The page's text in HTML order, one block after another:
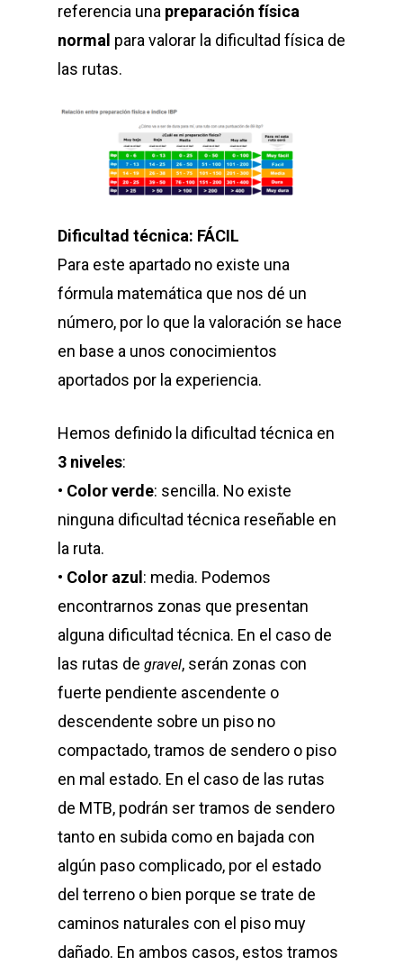
referencia una preparación física
normal para valorar la dificultad física de
las rutas.
Dificultad técnica: FÁCIL
Para este apartado no existe una
fórmula matemática que nos dé un
número, por lo que la valoración se hace
en base a unos conocimientos
aportados por la experiencia.
Hemos definido la dificultad técnica en
3 niveles:
• Color verde: sencilla. No existe
ninguna dificultad técnica reseñable en
la ruta.
• Color azul : media. Podemos
encontrarnos zonas que presentan
alguna dificultad técnica. En el caso de
las rutas de gravel, serán zonas con
fuerte pendiente ascendente o
descendente sobre un piso no
compactado, tramos de sendero o piso
en mal estado. En el caso de las rutas
de MTB, podrán ser tramos de sendero
tanto en subida como en bajada con
algún paso complicado, por el estado
del terreno o bien porque se trate de
caminos naturales con el piso muy
dañado. En ambos casos, estos tramos